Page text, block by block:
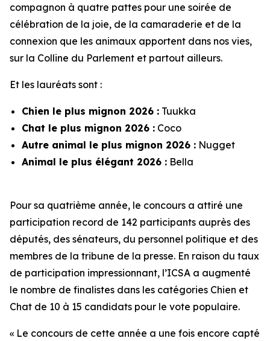
compagnon à quatre pattes pour une soirée de
célébration de la joie, de la camaraderie et de la
connexion que les animaux apportent dans nos vies,
sur la Colline du Parlement et partout ailleurs.
Et les lauréats sont :
Chien le plus mignon 2026 : Tuukka
Chat le plus mignon 2026 : Coco
Autre animal le plus mignon 2026 : Nugget
Animal le plus élégant 2026 : Bella
Pour sa quatrième année, le concours a attiré une
participation record de 142 participants auprès des
députés, des sénateurs, du personnel politique et des
membres de la tribune de la presse. En raison du taux
de participation impressionnant, l’ICSA a augmenté
le nombre de finalistes dans les catégories Chien et
Chat de 10 à 15 candidats pour le vote populaire.
« Le concours de cette année a une fois encore capté